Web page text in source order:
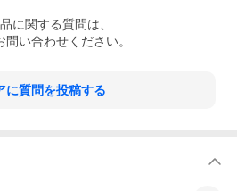
に関する質問は、
問い合わせください。
に質問を投稿する